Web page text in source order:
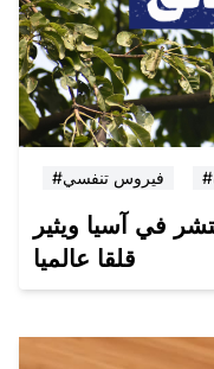
#فيروس تنفسي
في آسيا ويثير
قلقا عالميا